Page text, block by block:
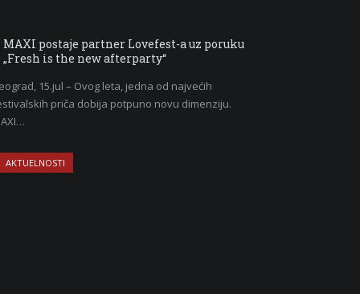
MAXI postaje partner Lovefest-a uz poruku
„Fresh is the new afterparty“
15.jul – Ovog leta, jedna od najvećih
priča dobija potpuno novu dimenziju.
AKTUELNOSTI